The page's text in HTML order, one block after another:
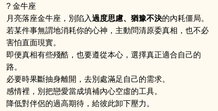
? 金牛座
月亮落座金牛座，別陷入過度思慮、猶豫不決的內耗僵局。
若某件事無謂地消耗你的心神，主動問清原委真相，也不必
害怕直面現實。
即便真相有些殘酷，也要遵從本心，選擇真正適合自己的
路。
必要時果斷抽身離開，去別處滿足自己的需求。
感情裡，別把戀愛當成填補內心空虛的工具。
降低對伴侶的過高期待，給彼此卸下壓力。